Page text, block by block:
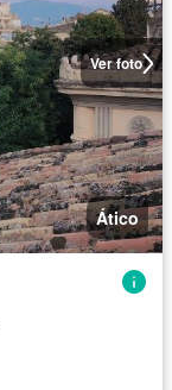
Ver foto
Ático